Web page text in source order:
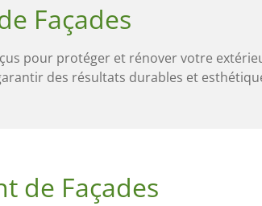
Façades
pour protéger et rénover votre
des résultats durables et
de Façades